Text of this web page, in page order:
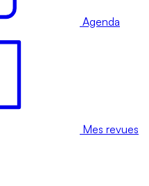
Agenda
Mes revues